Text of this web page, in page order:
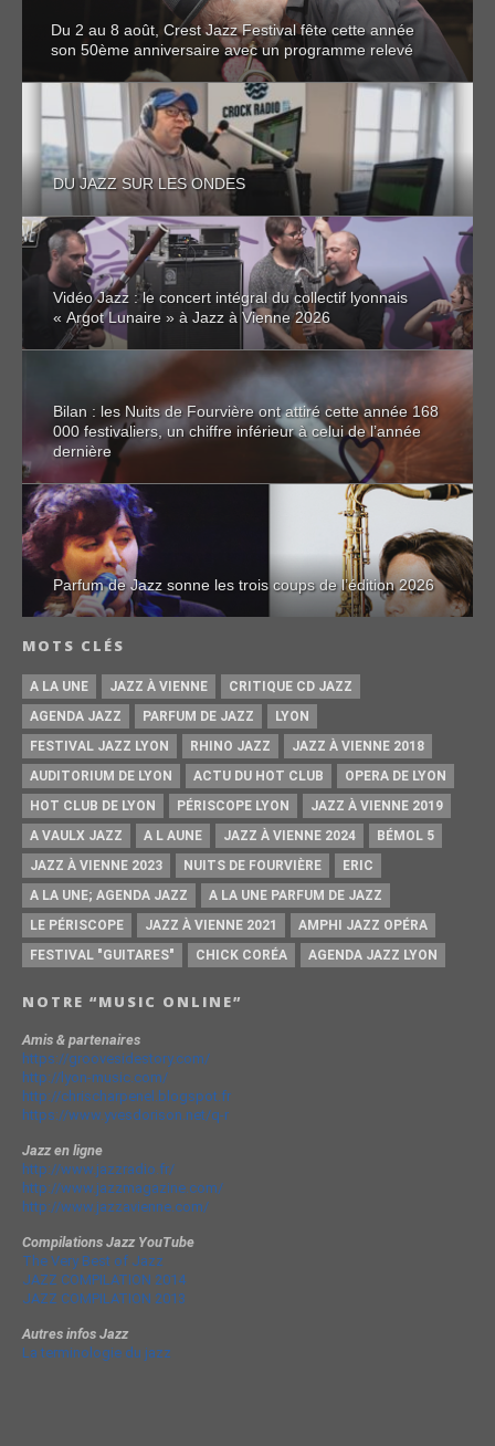
Du 2 au 8 août, Crest Jazz Festival fête cette année
son 50ème anniversaire avec un programme relevé
DU JAZZ SUR LES ONDES
Vidéo Jazz : le concert intégral du collectif lyonnais
« Argot Lunaire » à Jazz à Vienne 2026
Bilan : les Nuits de Fourvière ont attiré cette année 168
000 festivaliers, un chiffre inférieur à celui de l’année
dernière
Parfum de Jazz sonne les trois coups de l’édition 2026
MOTS CLÉS
A LA UNE JAZZ À VIENNE
CRITIQUE CD JAZZ
AGENDA JAZZ
PARFUM DE JAZZ
LYON
FESTIVAL JAZZ LYON
RHINO JAZZ
JAZZ À VIENNE 2018
AUDITORIUM DE LYON
ACTU DU HOT CLUB
OPERA DE LYON
HOT CLUB DE LYON
PÉRISCOPE LYON
JAZZ À VIENNE 2019
A VAULX JAZZ
A L AUNE JAZZ À VIENNE 2024
BÉMOL 5
JAZZ À VIENNE 2023
NUITS DE FOURVIÈRE
ERIC
A LA UNE; AGENDA JAZZ
A LA UNE PARFUM DE JAZZ
LE PÉRISCOPE
JAZZ À VIENNE 2021
AMPHI JAZZ OPÉRA
FESTIVAL "GUITARES"
CHICK CORÉA AGENDA JAZZ LYON
NOTRE “MUSIC ONLINE”
Amis & partenaires
https://groovesidestory.com/
http://lyon-music.com/
http://chrischarpenel.blogspot.fr
https://www.yvesdorison.net/q-r
Jazz en ligne
http://www.jazzradio.fr/
http://www.jazzmagazine.com/
http://www.jazzavienne.com/
Compilations Jazz YouTube
The Very Best of Jazz
JAZZ COMPILATION 2014
JAZZ COMPILATION 2013
Autres infos Jazz
La terminologie du jazz